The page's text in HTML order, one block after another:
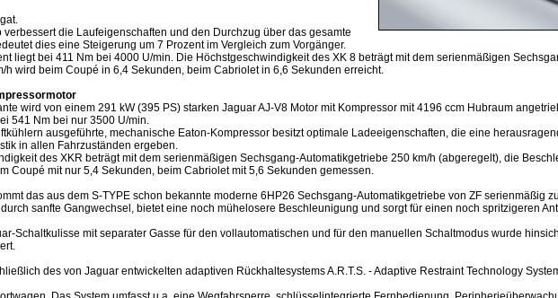
die Laufeigenschaften und den Durchzug über das gesamte
dies eine Steigerung um 7 Prozent im Vergleich zum Vorgänger.
liegt bei 411 Nm bei 4000 U/min. Die Höchstgeschwindigkeit des XK 8 beträgt mit dem serienmäßigen
wird beim Coupé in 6,4 Sekunden, beim Cabriolet in 6,6 Sekunden erreicht.
wird von einem 291 kW (395 PS) starken Jaguar AJ-V8 Motor mit Kompressor mit 4196 ccm Hubraum
541 Nm bei nur 3500 U/min.
ausgeführte, mechanische Eaton-Kompressor besitzt optimale Ladeeigenschaften, die eine
in allen Fahrzuständen ergeben.
des XKR beträgt mit dem serienmäßigen Sechsgang-Automatikgetriebe 250 km/h (abgeregelt), die
Coupé mit nur 5,4 Sekunden, beim Cabriolet mit 5,6 Sekunden gemessen.
das aus dem S-TYPE schon bekannte moderne 6HP26 Sechsgang-Automatikgetriebe von ZF serienmäßig
sanfte Gangwechsel, bietet eine noch mühelosere Beschleunigung und sorgt für einen noch spritzigeren
Schaltkulisse mit separater Gasse für den vollautomatischen und für den manuellen Schaltmodus wurde
des von Jaguar entwickelten adaptiven Rückhaltesystems A.R.T.S. - Adaptive Restraint Technology